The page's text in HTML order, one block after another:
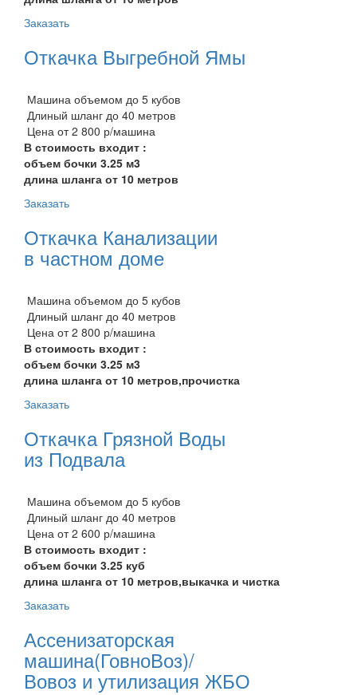
Заказать
Откачка Выгребной Ямы
Машина объемом до 5 кубов
Длиный шланг до 40 метров
Цена от 2 800 р/машина
В стоимость входит :
объем бочки 3.25 м3
длина шланга от 10 метров
Заказать
Откачка Канализации
в частном доме
Машина объемом до 5 кубов
Длиный шланг до 40 метров
Цена от 2 800 р/машина
В стоимость входит :
объем бочки 3.25 м3
длина шланга от 10 метров,прочистка
Заказать
Откачка Грязной Воды
из Подвала
Машина объемом до 5 кубов
Длиный шланг до 40 метров
Цена от 2 600 р/машина
В стоимость входит :
объем бочки 3.25 куб
длина шланга от 10 метров,выкачка и чистка
Заказать
Ассенизаторская
машина(ГовноВоз)/
Вовоз и утилизация ЖБО